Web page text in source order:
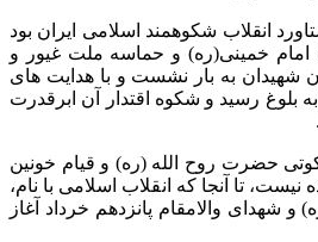
انقلاب شکوهمند اسلامی ایران بود
خمینی(ره) و ‌حماسه ملت غیور و
شهیدان به بار نشست و با هدایت های
بلوغ رسید و شکوه اقتدار آن ابرقدرت
حضرت روح الله (ره) و قیام خونین
نیست، تا آنجا که انقلاب اسلامی با نام،
و شهدای والامقام پانزدهم خرداد آغاز